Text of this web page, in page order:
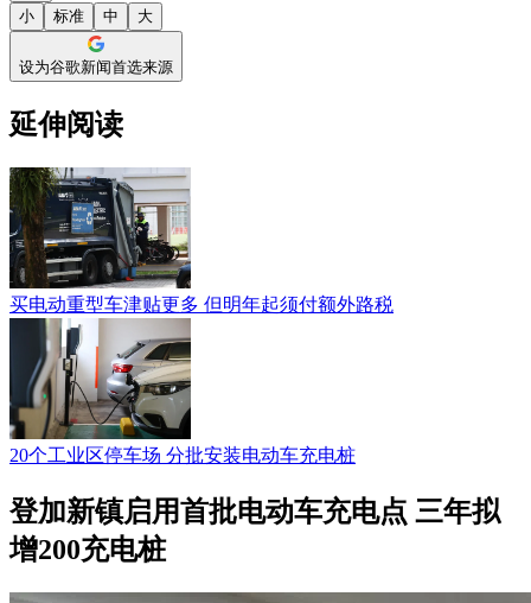
小 标准 中 大
设为谷歌新闻首选来源
延伸阅读
买电动重型车津贴更多 但明年起须付额外路税
20个工业区停车场 分批安装电动车充电桩
登加新镇启用首批电动车充电点 三年拟
增200充电桩